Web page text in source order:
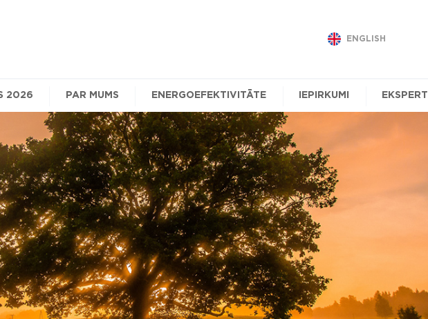
ENGLISH
2026 PAR MUMS ENERGOEFEKTIVITĀTE IEPIRKUMI EKSPERTI